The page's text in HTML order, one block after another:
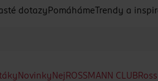
dotazy Pomáháme Trendy a
Novinky Nej ROSSMANN CLUB